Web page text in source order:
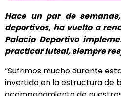
Hace un par de
deportivos, ha vuelto a
Palacio Deportivo
practicar futsal, siempre
“Sufrimos mucho durante
invertido en la estructura de